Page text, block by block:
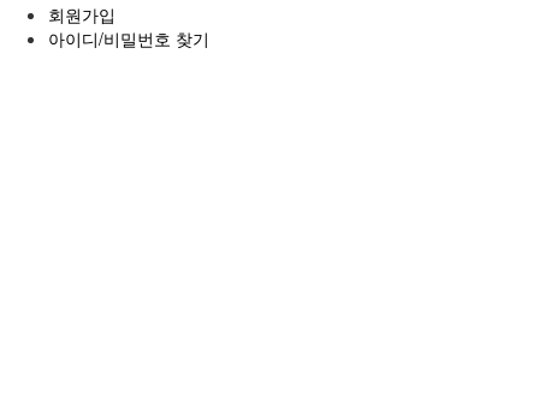
회원가입
아이디/비밀번호 찾기